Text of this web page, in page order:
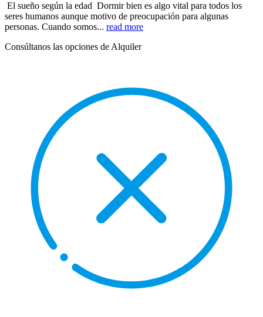
El sueño según la edad Dormir bien es algo vital para todos los
seres humanos aunque motivo de preocupación para algunas
personas. Cuando somos... read more
Consúltanos las opciones de Alquiler